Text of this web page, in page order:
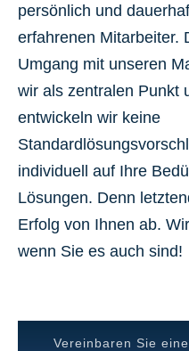
persönlich und
erfahrenen Mitarbeiter.
Umgang mit unseren
wir als zentralen Punkt
entwickeln wir keine
individuell auf Ihre
Lösungen. Denn
Erfolg von Ihnen ab.
wenn Sie es auch sind!
Vereinbaren Sie